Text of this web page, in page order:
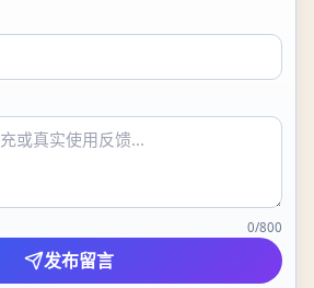
0/800
发布留言